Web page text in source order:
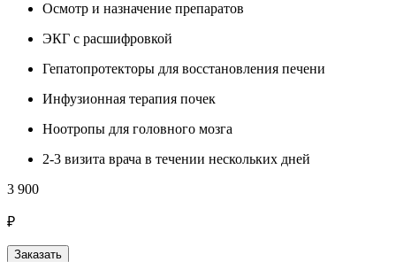
Осмотр и назначение препаратов
ЭКГ с расшифровкой
Гепатопротекторы для восстановления печени
Инфузионная терапия почек
Ноотропы для головного мозга
2-3 визита врача в течении нескольких дней
3 900
₽
Заказать